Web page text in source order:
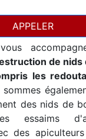
APPELER
de nids
les
des nids de
essaims
des